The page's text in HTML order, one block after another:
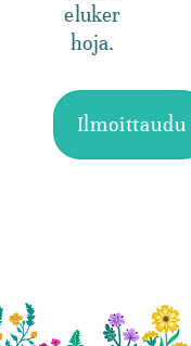
eluker
hoja.
Ilmoittaudu